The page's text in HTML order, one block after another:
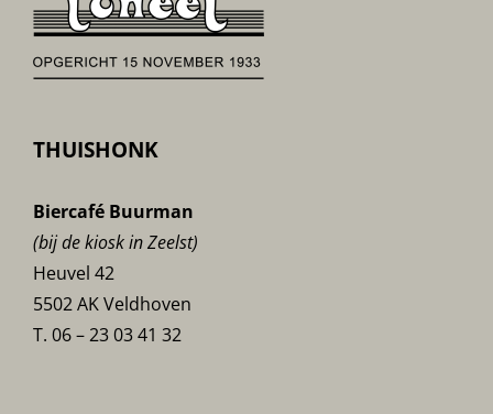
THUISHONK
Biercafé Buurman
(bij de kiosk in Zeelst)
Heuvel 42
5502 AK Veldhoven
T. 06 – 23 03 41 32